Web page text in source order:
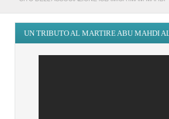
UN TRIBUTO AL MARTIRE ABU MAHDI